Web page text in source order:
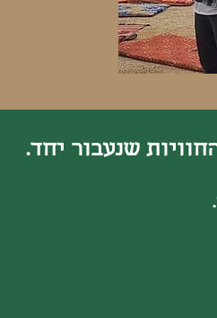
שנעבור יחד.